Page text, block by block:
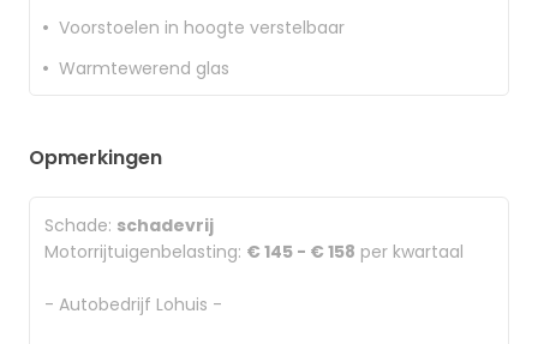
Voorstoelen in hoogte verstelbaar
Warmtewerend glas
Opmerkingen
Schade: schadevrij
Motorrijtuigenbelasting: € 145 - € 158 per kwartaal
- Autobedrijf Lohuis -